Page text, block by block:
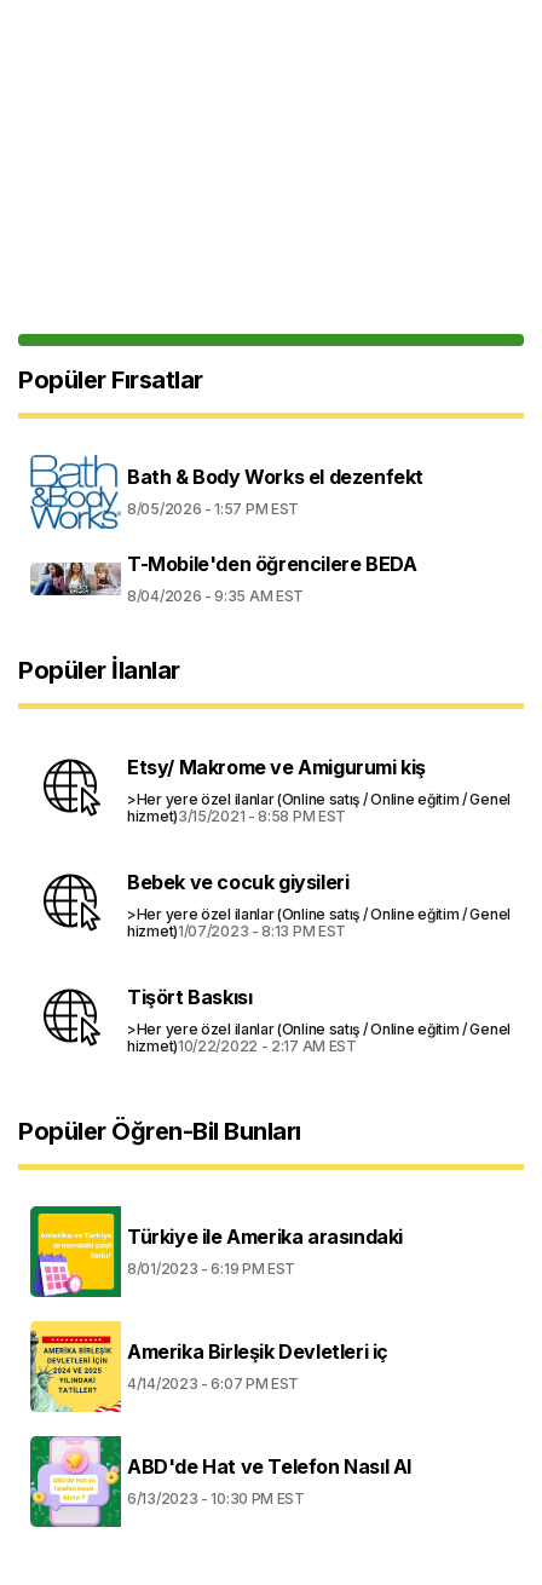
Popüler Fırsatlar
Bath & Body Works el dezenfekt
8/05/2026 - 1:57 PM EST
T-Mobile'den öğrencilere BEDA
8/04/2026 - 9:35 AM EST
Popüler İlanlar
Etsy/ Makrome ve Amigurumi kiş
>Her yere özel ilanlar (Online satış / Online eğitim / Genel
hizmet)3/15/2021 - 8:58 PM EST
Bebek ve cocuk giysileri
>Her yere özel ilanlar (Online satış / Online eğitim / Genel
hizmet)1/07/2023 - 8:13 PM EST
Tişört Baskısı
>Her yere özel ilanlar (Online satış / Online eğitim / Genel
hizmet)10/22/2022 - 2:17 AM EST
Popüler Öğren-Bil Bunları
Türkiye ile Amerika arasındaki
8/01/2023 - 6:19 PM EST
Amerika Birleşik Devletleri iç
4/14/2023 - 6:07 PM EST
ABD'de Hat ve Telefon Nasıl Al
6/13/2023 - 10:30 PM EST